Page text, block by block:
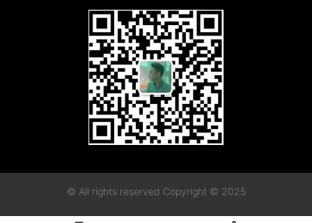
© All rights reserved Copyright © 2025